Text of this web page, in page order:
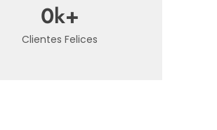
Clientes Felices
0k+